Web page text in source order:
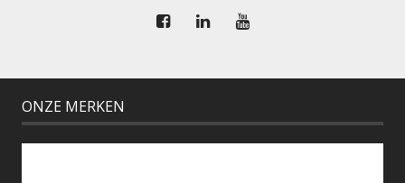
ONZE MERKEN